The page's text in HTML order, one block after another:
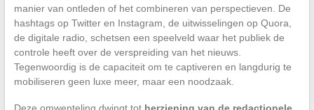
manier van ontleden of het combineren van perspectieven. De
hashtags op Twitter en Instagram, de uitwisselingen op Quora,
de digitale radio, schetsen een speelveld waar het publiek de
controle heeft over de verspreiding van het nieuws.
Tegenwoordig is de capaciteit om te captiveren en langdurig te
mobiliseren geen luxe meer, maar een noodzaak.